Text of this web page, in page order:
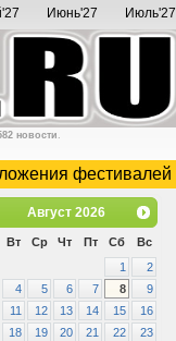
Июнь'27 Июль'27
новости.
фестивалей
Август 2026
Вт Ср Чт Пт Сб
Вс
1
2
4 5 6 7 8
9
11 12 13 14 15
16
18 19 20 21 22
23